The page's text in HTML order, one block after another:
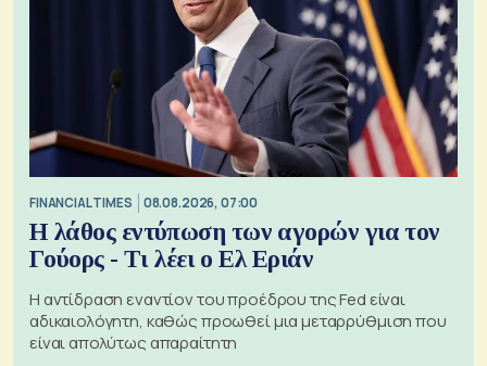
FINANCIAL TIMES 08.08.2026, 07:00
Η λάθος εντύπωση των αγορών για τον
Γούορς - Τι λέει ο Ελ Εριάν
Η αντίδραση εναντίον του προέδρου της Fed είναι
αδικαιολόγητη, καθώς προωθεί μια μεταρρύθμιση που
είναι απολύτως απαραίτητη